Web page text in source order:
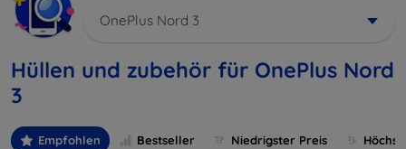
OnePlus Nord 3
Hüllen und zubehör für OnePlus Nord
3
Empfohlen Bestseller Niedrigster Preis